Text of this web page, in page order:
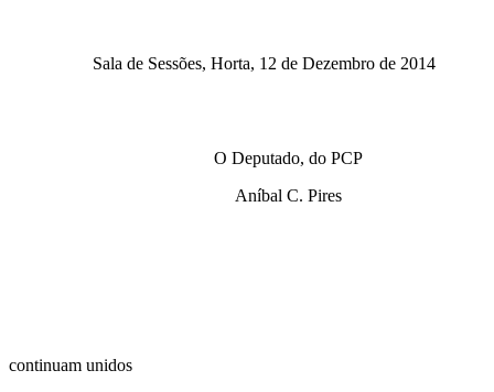
Sala de Sessões, Horta, 12 de Dezembro de 2014
O Deputado, do PCP
Aníbal C. Pires
continuam unidos